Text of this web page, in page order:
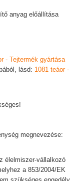
anyag előállítása
- Tejtermék gyártása
lásd: 1081 teáor -
megnevezése:
élelmiszer-vállalkozó
a 853/2004/EK